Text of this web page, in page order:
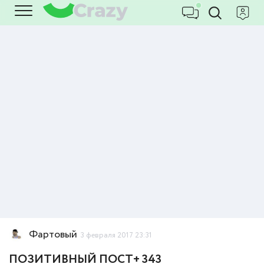
Фартовый 3 февраля 2017 23:31
ПОЗИТИВНЫЙ ПОСТ+ 343